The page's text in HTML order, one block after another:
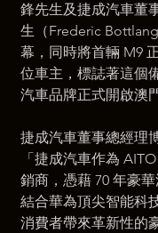
鋒先生及捷成汽車董
生（Frederic
幕，同時將首輛 M9
位車主，標誌著這個
汽車品牌正式開啟澳
捷成汽車董事總經理
「捷成汽車作為
銷商，憑藉 70 年豪華
結合華為頂尖智能科
消費者帶來革新性的